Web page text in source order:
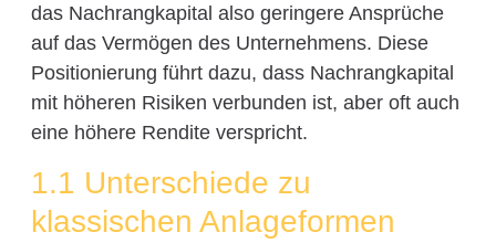
das Nachrangkapital also geringere Ansprüche
auf das Vermögen des Unternehmens. Diese
Positionierung führt dazu, dass Nachrangkapital
mit höheren Risiken verbunden ist, aber oft auch
eine höhere Rendite verspricht.
1.1 Unterschiede zu
klassischen Anlageformen